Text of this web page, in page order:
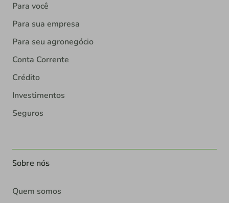
Para você
Para sua empresa
Para seu agronegócio
Conta Corrente
Crédito
Investimentos
Seguros
Sobre nós
Quem somos